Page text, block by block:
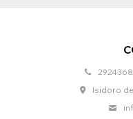
Isidoro